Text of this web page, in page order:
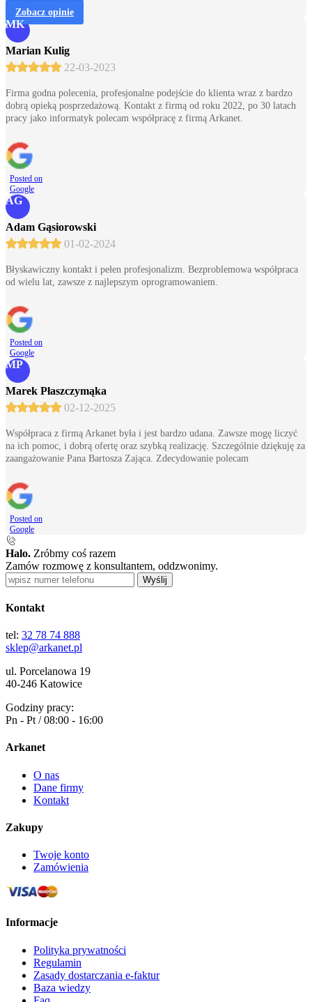
Zobacz opinie
MK
Marian Kulig
22-03-2023
Firma godna polecenia, profesjonalne podejście do klienta wraz z bardzo
dobrą opieką posprzedażową. Kontakt z firmą od roku 2022, po 30 latach
pracy jako informatyk polecam współpracę z firmą Arkanet.
Posted on
Google
AG
Adam Gąsiorowski
01-02-2024
Błyskawiczny kontakt i pełen profesjonalizm. Bezproblemowa współpraca
od wielu lat, zawsze z najlepszym oprogramowaniem.
Posted on
Google
MP
Marek Płaszczymąka
02-12-2025
Współpraca z firmą Arkanet była i jest bardzo udana. Zawsze mogę liczyć
na ich pomoc, i dobrą ofertę oraz szybką realizację. Szczególnie dziękuję za
zaangażowanie Pana Bartosza Zająca. Zdecydowanie polecam
Posted on
Google
Halo. Zróbmy coś razem
Zamów rozmowę z konsultantem, oddzwonimy.
Wyślij
Kontakt
tel: 32 78 74 888
sklep@arkanet.pl
ul. Porcelanowa 19
40-246 Katowice
Godziny pracy:
Pn - Pt / 08:00 - 16:00
Arkanet
O nas
Dane firmy
Kontakt
Zakupy
Twoje konto
Zamówienia
Informacje
Polityka prywatności
Regulamin
Zasady dostarczania e-faktur
Baza wiedzy